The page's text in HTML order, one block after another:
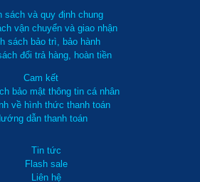
sách và quy định chung
vận chuyển và giao nhận
sách bảo trì, bảo hành
đổi trả hàng, hoàn tiền
Cam kết
bảo mật thông tin cá nhân
về hình thức thanh toán
dẫn thanh toán
Tin tức
Flash sale
Liên hệ